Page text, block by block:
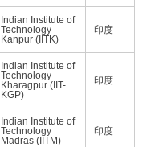
Indian Institute of
Technology
Kanpur (IITK)
印度
Indian Institute of
Technology
Kharagpur (IIT-
KGP)
印度
Indian Institute of
Technology
Madras (IITM)
印度